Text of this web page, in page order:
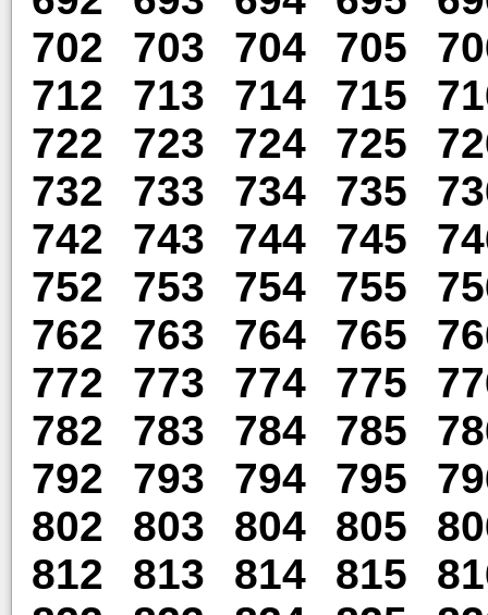
702
703 704 705
712
713 714 715
722
723 724 725
732
733 734 735
742
743 744 745
752
753 754 755
762
763 764 765
772
773 774 775
782
783 784 785
792
793 794 795
802
803 804 805
812
813 814 815